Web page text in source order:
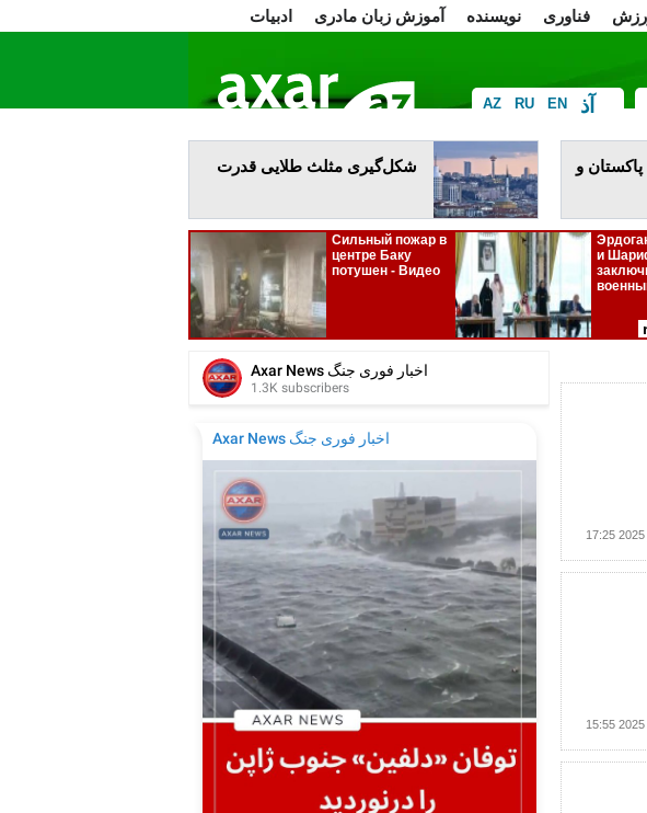
فناوری نویسنده آموزش زبان مادری
ادبیات
AZ RU EN آذ
فا
و
شکل‌گیری مثلث طلایی قدرت